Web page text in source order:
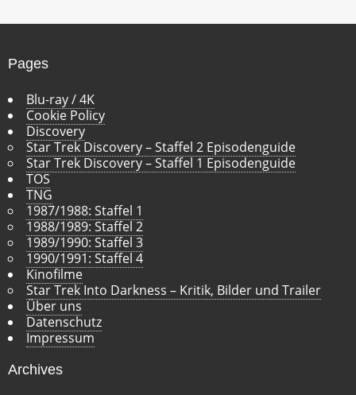
v
Pages
Blu-ray / 4K
Cookie Policy
Discovery
Star Trek Discovery – Staffel 2 Episodenguide
Star Trek Discovery – Staffel 1 Episodenguide
TOS
TNG
1987/1988: Staffel 1
1988/1989: Staffel 2
1989/1990: Staffel 3
1990/1991: Staffel 4
Kinofilme
Star Trek Into Darkness – Kritik, Bilder und Trailer
Über uns
Datenschutz
Impressum
Archives